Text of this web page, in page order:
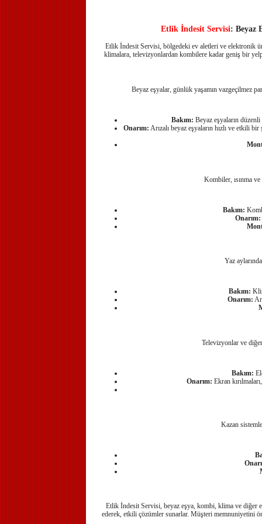
Etlik İndesit Servisi: Beyaz
Etlik İndesit Servisi, bölgedeki ev aletleri ve elektronik
klimalara, televizyonlardan kombilere kadar geniş bir
Beyaz eşyalar, günlük yaşamın vazgeçilmez
Bakım: Beyaz eşyaların
Onarım: Arızalı beyaz eşyaların hızlı ve etkili
Kombiler, ısınma ve
Bakım:
Onarım:
Yaz
Bakım:
Onarım:
Televizyonlar ve
Bakım:
Onarım: Ekran
Kazan
Etlik İndesit Servisi, beyaz eşya, kombi, klima ve diğer
ederek, etkili çözümler sunarlar. Müşteri memnuniyetini